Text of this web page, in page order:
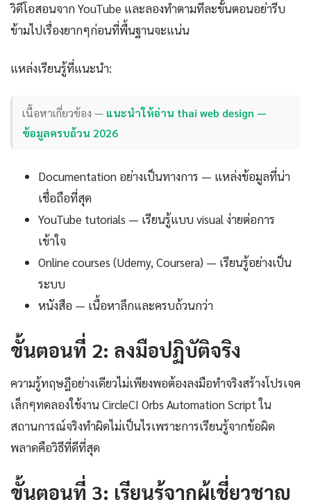
วิดีโอสอนจาก YouTube และลองทำตามทีละขั้นตอนอย่ารีบ
ข้ามไปเรื่องยากๆก่อนที่พื้นฐานจะแน่น
แหล่งเรียนรู้ที่แนะนำ:
เนื้อหาเกี่ยวข้อง — แนะนำให้อ่าน thai web design —
ข้อมูลครบถ้วน 2026
Documentation อย่างเป็นทางการ — แหล่งข้อมูลที่น่า
เชื่อถือที่สุด
YouTube tutorials — เรียนรู้แบบ visual ง่ายต่อการ
เข้าใจ
Online courses (Udemy, Coursera) — เรียนรู้อย่างเป็น
ระบบ
หนังสือ — เนื้อหาลึกและครบถ้วนกว่า
ขั้นตอนที่ 2: ลงมือปฏิบัติจริง
ความรู้ทฤษฎีอย่างเดียวไม่เพียงพอต้องลงมือทำจริงสร้างโปรเจค
เล็กๆทดลองใช้งาน CircleCI Orbs Automation Script ใน
สถานการณ์จริงทำผิดไม่เป็นไรเพราะการเรียนรู้จากข้อผิด
พลาดคือวิธีที่ดีที่สุด
ขั้นตอนที่ 3: เรียนรู้จากผู้เชี่ยวชาญ